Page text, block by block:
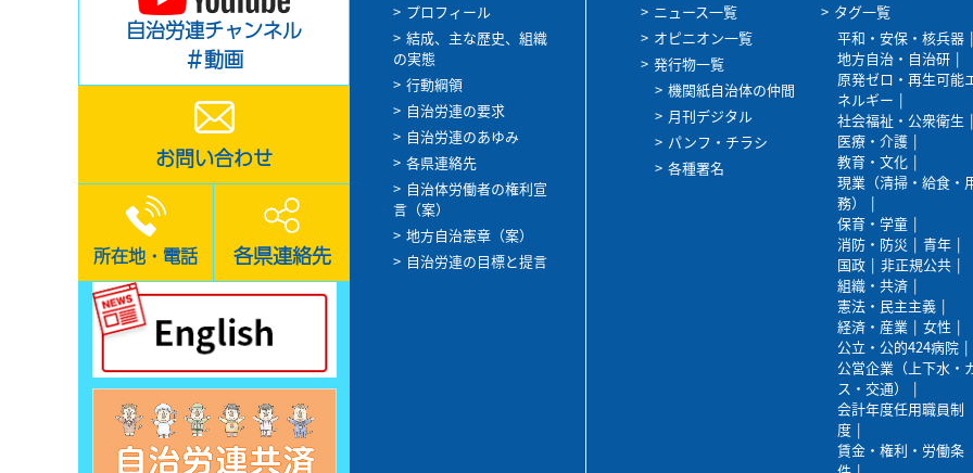
自治労連チャンネル
＃動画
お問い合わせ
所在地・電話 各県連絡先
プロフィール
結成、主な歴史、組織
の実態
行動綱領
自治労連の要求
自治労連のあゆみ
各県連絡先
自治体労働者の権利宣
言（案）
地方自治憲章（案）
自治労連の目標と提言
ニュース一覧
オピニオン一覧
発行物一覧
機関紙自治体の仲間
月刊デジタル
パンフ・チラシ
各種署名
タグ一覧
平和・安保・核兵器
地方自治・自治研
原発ゼロ・再生可能
ネルギー
社会福祉・公衆衛生
医療・介護
教育・文化
現業（清掃・給食・
務）
保育・学童
消防・防災
青年
国政
非正規公共
組織・共済
憲法・民主主義
経済・産業
女性
公立・公的424病院
公営企業（上下水・
ス・交通）
会計年度任用職員制
度
賃金・権利・労働条